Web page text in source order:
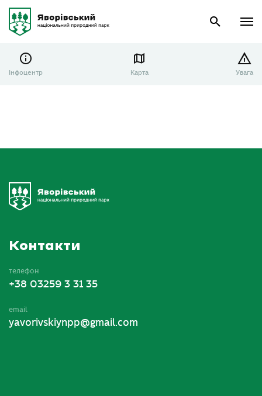
Інфоцентр Карта Увага
Контакти
телефон
+38 03259 3 31 35
email
yavorivskiynpp@gmail.com